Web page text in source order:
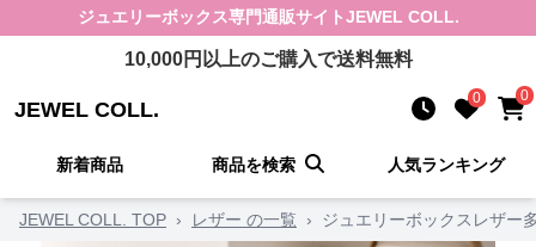
ジュエリーボックス専門通販サイトJEWEL COLL.
10,000円以上のご購入で送料無料
JEWEL COLL. 0 0
新着商品 商品を検索 人気ランキング
JEWEL COLL. TOP › レザー の一覧 › ジュエリーボックスレザー